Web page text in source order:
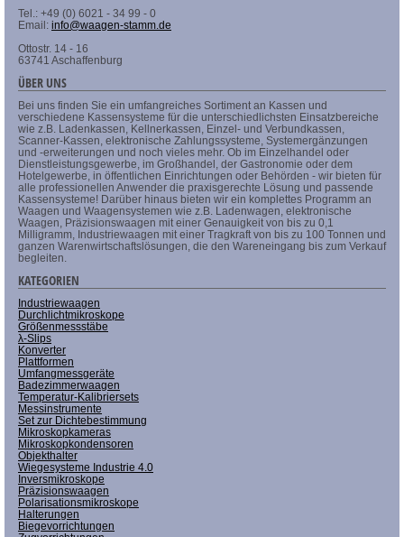
Tel.: +49 (0) 6021 - 34 99 - 0
Email: info@waagen-stamm.de
Ottostr. 14 - 16
63741 Aschaffenburg
ÜBER UNS
Bei uns finden Sie ein umfangreiches Sortiment an Kassen und
verschiedene Kassensysteme für die unterschiedlichsten Einsatzbereiche
wie z.B. Ladenkassen, Kellnerkassen, Einzel- und Verbundkassen,
Scanner-Kassen, elektronische Zahlungssysteme, Systemergänzungen
und -erweiterungen und noch vieles mehr. Ob im Einzelhandel oder
Dienstleistungsgewerbe, im Großhandel, der Gastronomie oder dem
Hotelgewerbe, in öffentlichen Einrichtungen oder Behörden - wir bieten für
alle professionellen Anwender die praxisgerechte Lösung und passende
Kassensysteme! Darüber hinaus bieten wir ein komplettes Programm an
Waagen und Waagensystemen wie z.B. Ladenwagen, elektronische
Waagen, Präzisionswaagen mit einer Genauigkeit von bis zu 0,1
Milligramm, Industriewaagen mit einer Tragkraft von bis zu 100 Tonnen und
ganzen Warenwirtschaftslösungen, die den Wareneingang bis zum Verkauf
begleiten.
KATEGORIEN
Industriewaagen
Durchlichtmikroskope
Größenmessstäbe
λ-Slips
Konverter
Plattformen
Umfangmessgeräte
Badezimmerwaagen
Temperatur-Kalibriersets
Messinstrumente
Set zur Dichtebestimmung
Mikroskopkameras
Mikroskopkondensoren
Objekthalter
Wiegesysteme Industrie 4.0
Inversmikroskope
Präzisionswaagen
Polarisationsmikroskope
Halterungen
Biegevorrichtungen